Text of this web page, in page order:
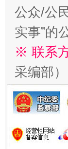
公众/公
实事”的
※ 联系
采编部）